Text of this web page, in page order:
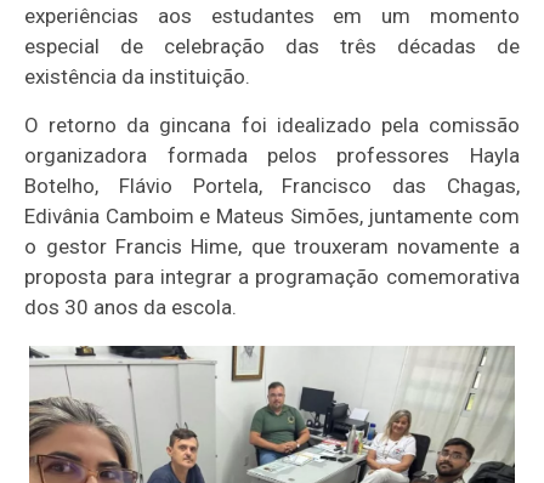
experiências aos estudantes em um momento
especial de celebração das três décadas de
existência da instituição.
O retorno da gincana foi idealizado pela comissão
organizadora formada pelos professores Hayla
Botelho, Flávio Portela, Francisco das Chagas,
Edivânia Camboim e Mateus Simões, juntamente com
o gestor Francis Hime, que trouxeram novamente a
proposta para integrar a programação comemorativa
dos 30 anos da escola.